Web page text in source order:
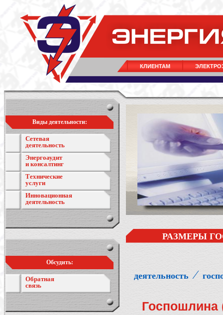
КЛИЕНТАМ
Виды деятельности:
Сетевая
деятельность
Энергоаудит
и консалтинг
Технические
услуги
Инновационная
деятельность
Обсудить:
Обратная
связь
РАЗМЕРЫ
деятельность ⁄
Госпошлина